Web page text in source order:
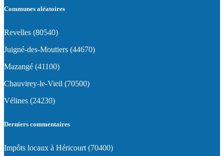
Communes aléatoires
Revelles (80540)
Juigné-des-Moutiers (44670)
Mazangé (41100)
Chauvirey-le-Vieil (70500)
Vélines (24230)
Derniers commentaires
Impôts locaux à Héricourt (70400)